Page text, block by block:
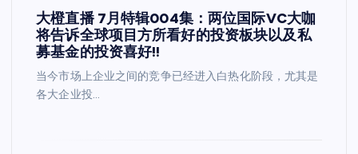
大橙直播 7月特辑004集：两位国际VC大咖
将告诉全球项目方所看好的投资板块以及私
募基金的投资喜好!!
当今市场上企业之间的竞争已经进入白热化阶段，尤其是
各大企业投…